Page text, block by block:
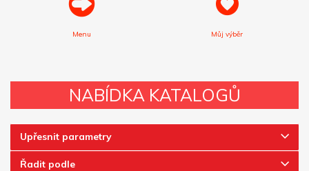
Menu Můj výběr
NABÍDKA KATALOGŮ
Upřesnit parametry
Řadit podle